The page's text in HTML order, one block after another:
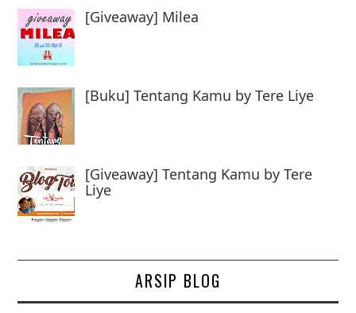
[Giveaway] Milea
[Buku] Tentang Kamu by Tere Liye
[Giveaway] Tentang Kamu by Tere
Liye
ARSIP BLOG